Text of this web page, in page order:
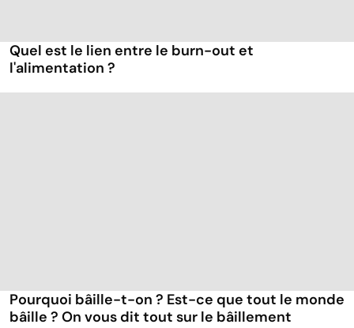
Quel est le lien entre le burn-out et
l'alimentation ?
Pourquoi bâille-t-on ? Est-ce que tout le monde
bâille ? On vous dit tout sur le bâillement